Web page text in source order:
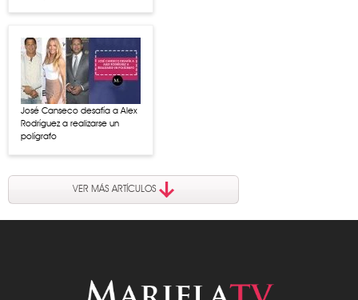
José Canseco desafía a Alex
Rodríguez a realizarse un
polígrafo
VER MÁS ARTÍCULOS